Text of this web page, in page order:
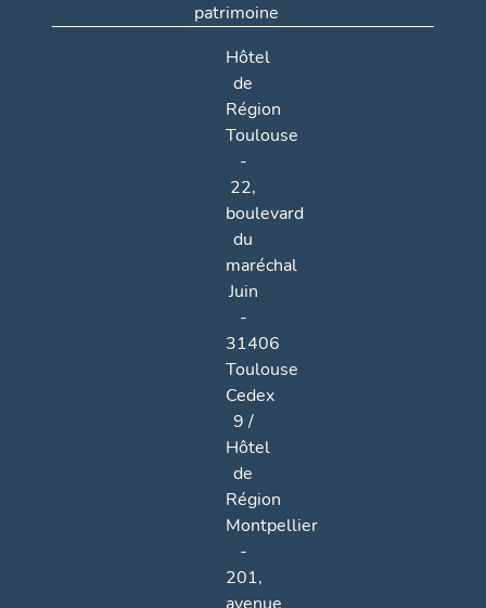
patrimoine
Hôtel
de
Région
Toulouse
-
22,
boulevard
du
maréchal
Juin
-
31406
Toulouse
Cedex
9 /
Hôtel
de
Région
Montpellier
-
201,